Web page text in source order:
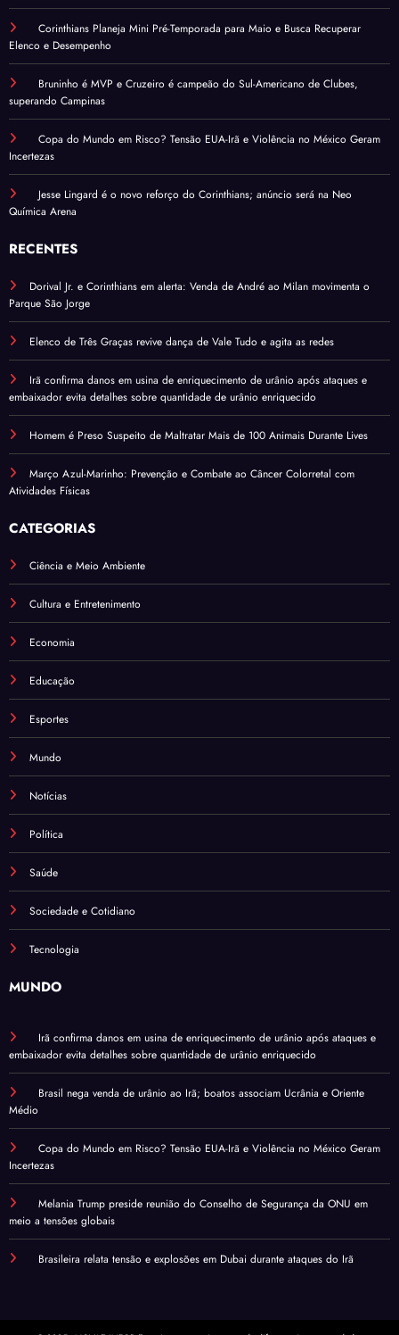
Corinthians Planeja Mini Pré-Temporada para Maio e Busca Recuperar
Elenco e Desempenho
Bruninho é MVP e Cruzeiro é campeão do Sul-Americano de Clubes,
superando Campinas
Copa do Mundo em Risco? Tensão EUA-Irã e Violência no México Geram
Incertezas
Jesse Lingard é o novo reforço do Corinthians; anúncio será na Neo
Química Arena
RECENTES
Dorival Jr. e Corinthians em alerta: Venda de André ao Milan movimenta o
Parque São Jorge
Elenco de Três Graças revive dança de Vale Tudo e agita as redes
Irã confirma danos em usina de enriquecimento de urânio após ataques e
embaixador evita detalhes sobre quantidade de urânio enriquecido
Homem é Preso Suspeito de Maltratar Mais de 100 Animais Durante Lives
Março Azul-Marinho: Prevenção e Combate ao Câncer Colorretal com
Atividades Físicas
CATEGORIAS
Ciência e Meio Ambiente
Cultura e Entretenimento
Economia
Educação
Esportes
Mundo
Notícias
Política
Saúde
Sociedade e Cotidiano
Tecnologia
MUNDO
Irã confirma danos em usina de enriquecimento de urânio após ataques e
embaixador evita detalhes sobre quantidade de urânio enriquecido
Brasil nega venda de urânio ao Irã; boatos associam Ucrânia e Oriente
Médio
Copa do Mundo em Risco? Tensão EUA-Irã e Violência no México Geram
Incertezas
Melania Trump preside reunião do Conselho de Segurança da ONU em
meio a tensões globais
Brasileira relata tensão e explosões em Dubai durante ataques do Irã